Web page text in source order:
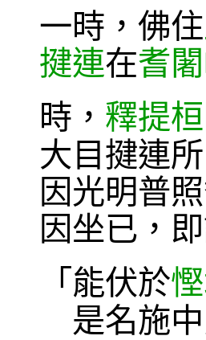
一時，佛住
揵連在耆
時， 釋提
大目揵連
因光明普
因坐已，
「能伏於
是名施